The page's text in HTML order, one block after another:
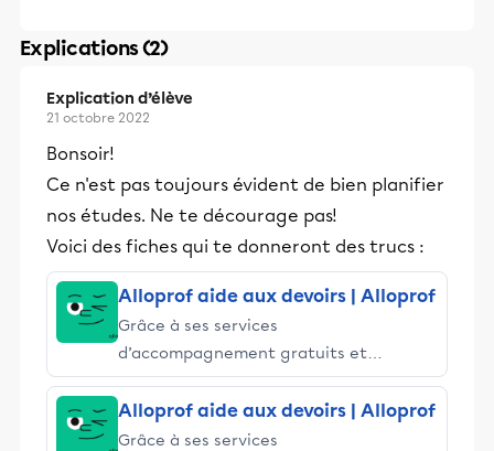
Explications (2)
Explication d’élève
21 octobre 2022
Bonsoir!
Ce n'est pas toujours évident de bien planifier
nos études. Ne te décourage pas!
Voici des fiches qui te donneront des trucs :
Alloprof aide aux devoirs | Alloprof
Grâce à ses services
d’accompagnement gratuits et
stimulants, Alloprof engage les élèves
et leurs parents dans la réussite
éducative.
Alloprof aide aux devoirs | Alloprof
Grâce à ses services